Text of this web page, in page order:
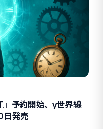
』予約開始、γ世界線
日発売